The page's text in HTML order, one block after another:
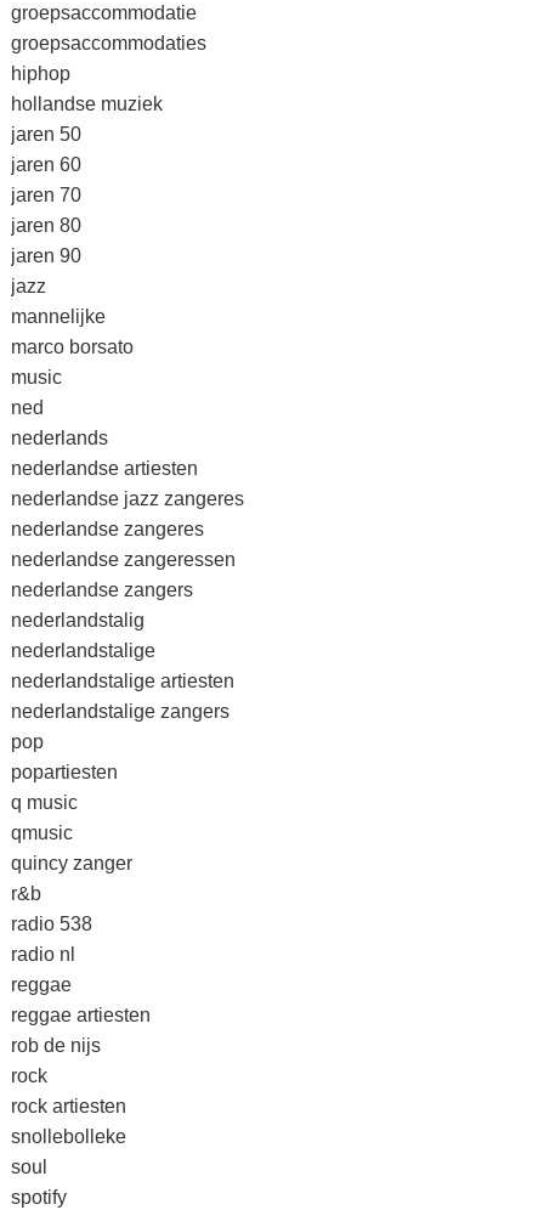
groepsaccommodatie
groepsaccommodaties
hiphop
hollandse muziek
jaren 50
jaren 60
jaren 70
jaren 80
jaren 90
jazz
mannelijke
marco borsato
music
ned
nederlands
nederlandse artiesten
nederlandse jazz zangeres
nederlandse zangeres
nederlandse zangeressen
nederlandse zangers
nederlandstalig
nederlandstalige
nederlandstalige artiesten
nederlandstalige zangers
pop
popartiesten
q music
qmusic
quincy zanger
r&b
radio 538
radio nl
reggae
reggae artiesten
rob de nijs
rock
rock artiesten
snollebolleke
soul
spotify